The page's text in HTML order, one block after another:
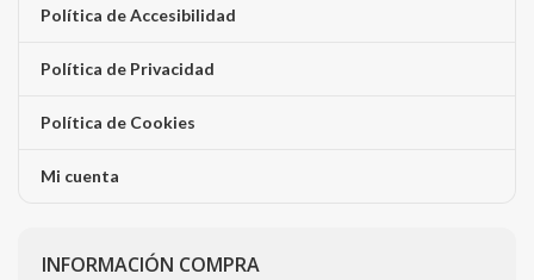
Política de Accesibilidad
Política de Privacidad
Política de Cookies
Mi cuenta
INFORMACIÓN COMPRA